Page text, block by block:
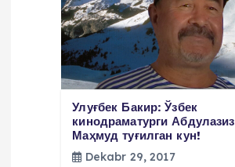
Улуғбек Бакир: Ўзбек
кинодраматурги Абдулазиз
Маҳмуд туғилган кун!
Dekabr 29, 2017